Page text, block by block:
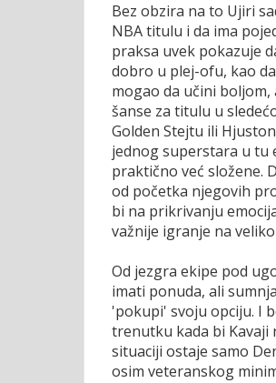
Bez obzira na to Ujiri
NBA titulu i da ima
praksa uvek pokazuje
dobro u plej-ofu, kao
mogao da učini
šanse za titulu u
Golden Stejtu ili
jednog superstara u tu
praktično već složene.
od početka njegovih
bi na prikrivanju
važnije igranje na
Od jezgra ekipe pod
imati ponuda, ali
'pokupi' svoju opciju. I
trenutku kada bi Kavaji
situaciji ostaje samo
osim veteranskog